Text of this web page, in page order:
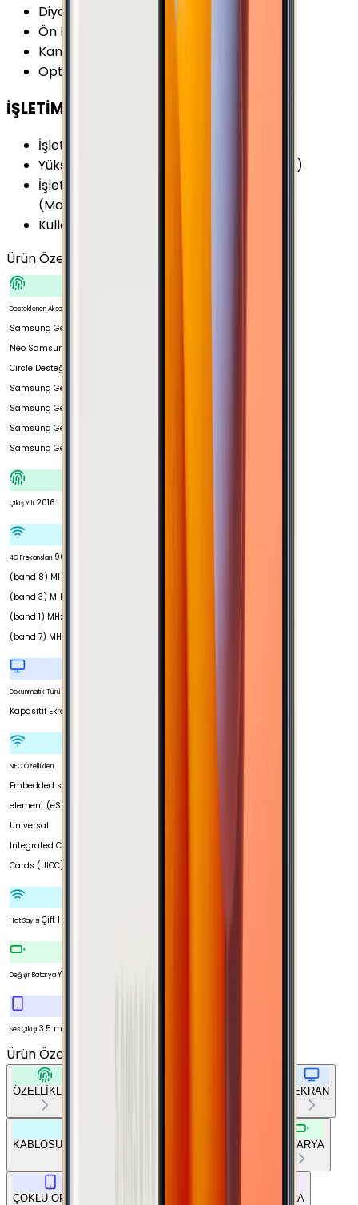
Diyafram Açıklığı
Ön Kamera Diyafram Açıklığı
Kamera Çözünürlüğü
Optik Görüntü Sabitleyici (OIS)
İŞLETİM SİSTEMİ
İşletim Sistemi
Yükseltilebilir Versiyon
Android 8.0 (Oreo)
İşletim Sistemi Versiyonu
(Marshmallow)
Kullanıcı Arayüzü
Ürün Özellikleri
Desteklenen Aksesuarlar
Samsung Gear 2
Neo Samsung Gear
Circle Desteği
Samsung Gear Fit
Samsung Gear Fit 2
Samsung Gear S
Samsung Gear S2
Çıkış Yılı 2016
4G Frekansları 900
(band 8) MHz 1800
(band 3) MHz 2100
(band 1) MHz 2600
(band 7) MHz
Dokunmatik Türü
Kapasitif Ekran
NFC Özellikleri
Embedded secure
element (eSE)
Universal
Integrated Circuit
Cards (UICC)
Hat Sayısı Çift Hat
Değişir BataryaYok
Ses Çıkışı 3.5 mm
Ürün Özellikleri
ÖZELLİKLER EKRAN
KABLOSUZ BAĞLANTILAR BATARYA
ÇOKLU ORTAM KAMERA